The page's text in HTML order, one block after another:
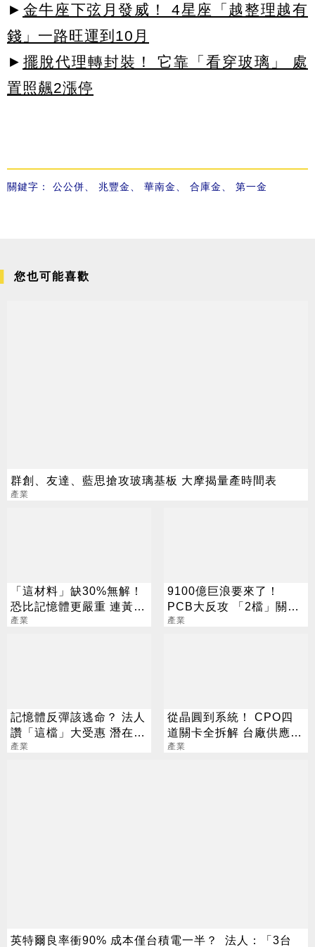
► 金牛座下弦月發威！ 4星座「越整理越有
錢」一路旺運到10月
► 擺脫代理轉封裝！ 它靠「看穿玻璃」 處
置照飆2漲停
關鍵字： 公公併 兆豐金 華南金 合庫金 第一金
您也可能喜歡
群創、友達、藍思搶攻玻璃基板 大摩揭量產時間表
產業
「這材料」缺30%無解！
恐比記憶體更嚴重 連黃仁
勳都掏錢秒訂
產業
9100億巨浪要來了！
PCB大反攻 「2檔」關門
鎖漲停
產業
記憶體反彈該逃命？ 法人
讚「這檔」大受惠 潛在漲
幅66%
產業
從晶圓到系統！ CPO四
道關卡全拆解 台廠供應鏈
陣容曝光
產業
英特爾良率衝90% 成本僅台積電一半？ 法人：「3台